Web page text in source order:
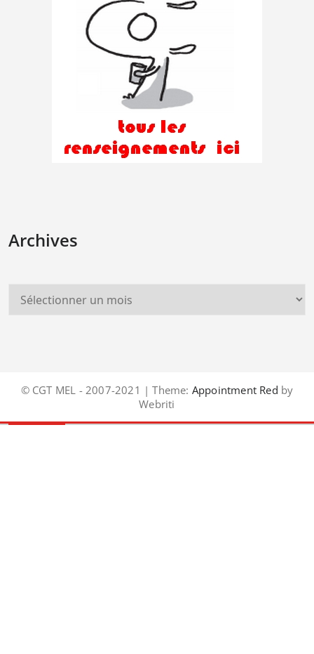
Archives
© CGT MEL - 2007-2021 | Theme: Appointment Red by
Webriti